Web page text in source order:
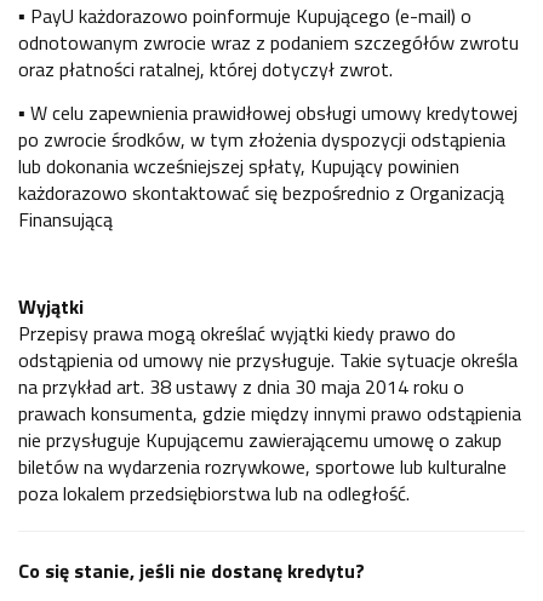
▪ PayU każdorazowo poinformuje Kupującego (e-mail) o
odnotowanym zwrocie wraz z podaniem szczegółów zwrotu
oraz płatności ratalnej, której dotyczył zwrot.
▪ W celu zapewnienia prawidłowej obsługi umowy kredytowej
po zwrocie środków, w tym złożenia dyspozycji odstąpienia
lub dokonania wcześniejszej spłaty, Kupujący powinien
każdorazowo skontaktować się bezpośrednio z Organizacją
Finansującą
Wyjątki
Przepisy prawa mogą określać wyjątki kiedy prawo do
odstąpienia od umowy nie przysługuje. Takie sytuacje określa
na przykład art. 38 ustawy z dnia 30 maja 2014 roku o
prawach konsumenta, gdzie między innymi prawo odstąpienia
nie przysługuje Kupującemu zawierającemu umowę o zakup
biletów na wydarzenia rozrywkowe, sportowe lub kulturalne
poza lokalem przedsiębiorstwa lub na odległość.
Co się stanie, jeśli nie dostanę kredytu?